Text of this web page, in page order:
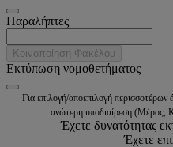
Παραλήπτες
Κοινοποίηση Φακέλου
Εκτύπωση νομοθετήματος
Για επιλογή/αποεπιλογή
ανώτερη υποδιαίρεση (Μέρος,
Έχετε δυνατότητας
Έχετε